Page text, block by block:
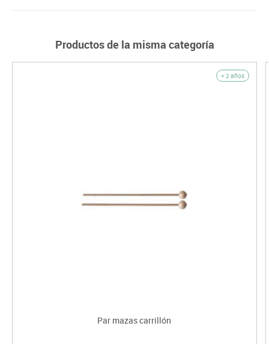
Productos de la misma categoría
+ 2 años
Par mazas carrillón